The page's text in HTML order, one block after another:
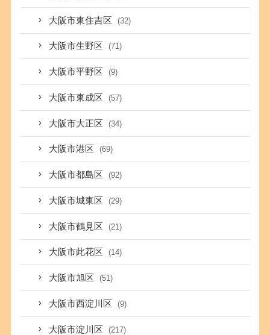
大阪市東住吉区 (32)
大阪市生野区 (71)
大阪市平野区 (9)
大阪市東成区 (57)
大阪市大正区 (34)
大阪市港区 (69)
大阪市都島区 (92)
大阪市城東区 (29)
大阪市鶴見区 (21)
大阪市此花区 (14)
大阪市旭区 (51)
大阪市西淀川区 (9)
大阪市淀川区 (217)